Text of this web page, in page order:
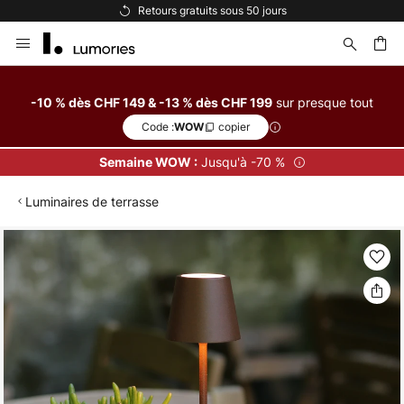
Retours gratuits sous 50 jours
Allez
au
-10 % dès CHF 149 & -13 % dès CHF 199 sur presque tout
Code :WOW copier
Semaine WOW :Jusqu'à -70 %
Luminaires de terrasse
Skip
to
end
gallery